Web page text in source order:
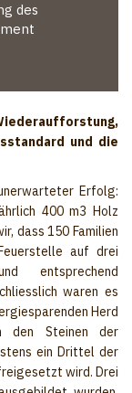
des
und die
Erfolg:
400 m3 Holz
dass 150 Familien
auf drei
entsprechend
waren es
Herd
den Steinen der
ein Drittel der
wird. Drei